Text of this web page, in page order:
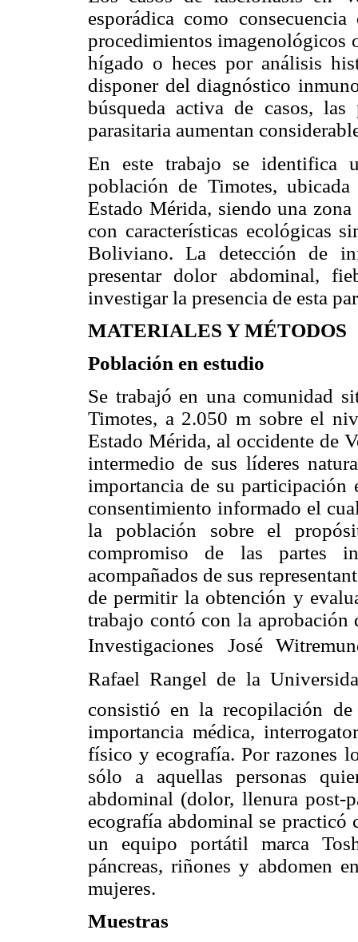
esporádica como
procedimientos imagenológicos
hígado o heces por análisis
disponer del diagnóstico
búsqueda activa de casos,
parasitaria aumentan
En este trabajo se identifica
población de Timotes,
Estado Mérida, siendo una
con características ecológicas
Boliviano. La detección de
presentar dolor abdominal,
investigar la presencia de esta
MATERIALES Y MÉTODOS
Población en estudio
Se trabajó en una comunidad
Timotes, a 2.050 m sobre el
Estado Mérida, al occidente de
intermedio de sus líderes
importancia de su participación
consentimiento informado el
la población sobre el
compromiso de las partes
acompañados de sus
de permitir la obtención y
trabajo contó con la
Investigaciones José
Rafael Rangel de la
consistió en la recopilación de
importancia médica,
físico y ecografía. Por razones
sólo a aquellas personas
abdominal (dolor, llenura post-
ecografía abdominal se
un equipo portátil marca
páncreas, riñones y abdomen
mujeres.
Muestras